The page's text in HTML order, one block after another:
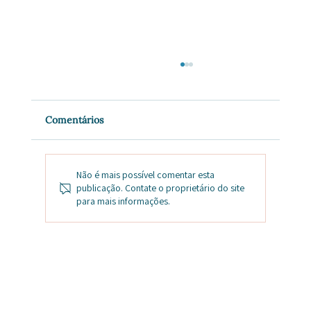
Infertilidade e “óvulo velho”: e se o
Comentários
Não é mais possível comentar esta
publicação. Contate o proprietário do site
para mais informações.